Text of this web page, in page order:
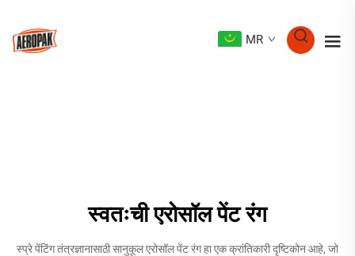
MR
स्वतःची एरोसॉल पेंट रंग
स्प्रे पेंटिंग तंत्रज्ञानासाठी सानुकूल एरोसॉल पेंट रंग हा एक क्रांतिकारी दृष्टिकोन आहे, जो